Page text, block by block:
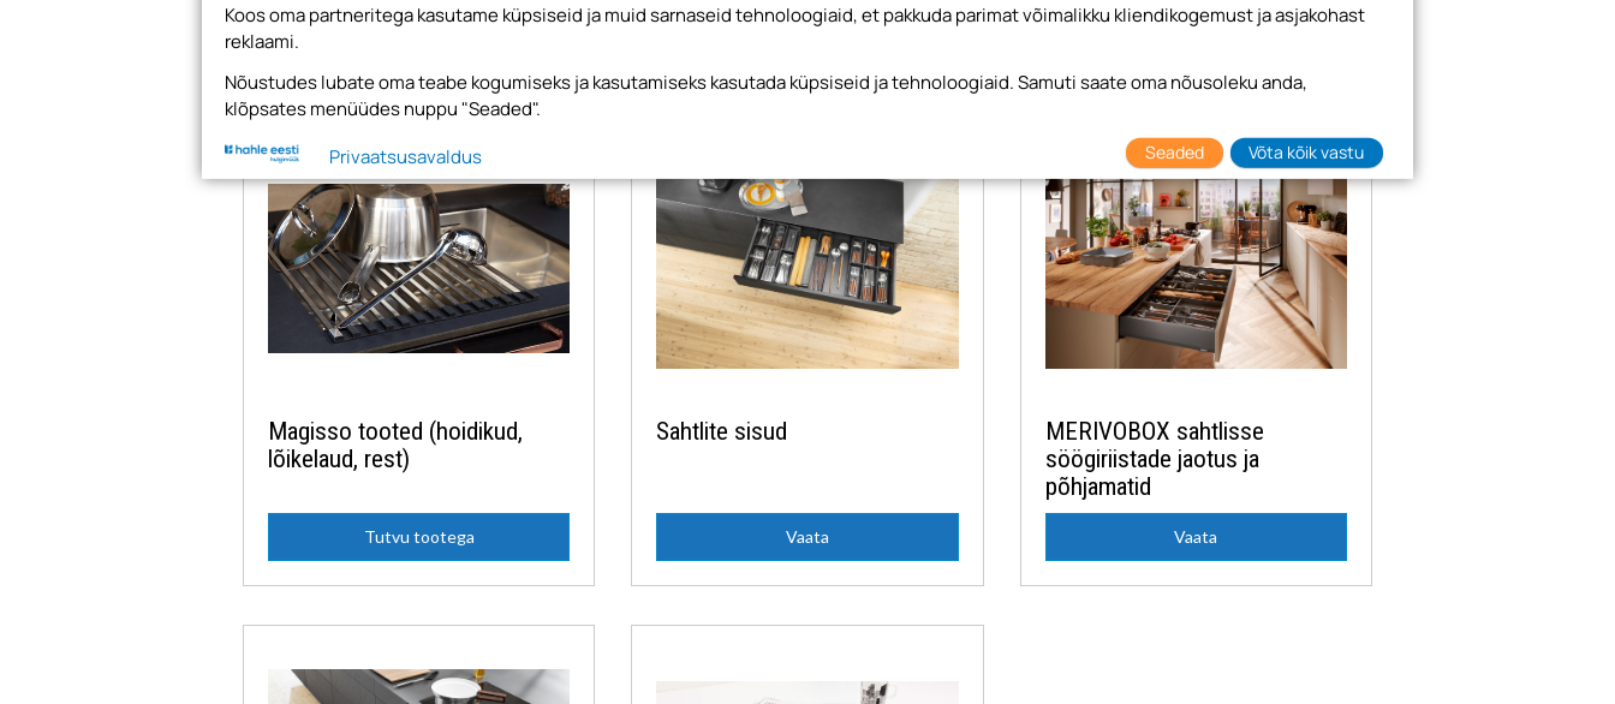
Vaata ka
Magisso tooted (hoidikud,
lõikelaud, rest)
Tutvu tootega
Sahtlite sisud
Vaata
MERIVOBOX sahtlisse
söögiriistade jaotus ja
põhjamatid
Vaata
Koos oma partneritega kasutame küpsiseid ja muid sarnaseid tehnoloogiaid, et pakkuda parimat võimalikku kliendikogemust ja asjakohast
reklaami.
Nõustudes lubate oma teabe kogumiseks ja kasutamiseks kasutada küpsiseid ja tehnoloogiaid. Samuti saate oma nõusoleku anda,
klõpsates menüüdes nuppu "Seaded".
Privaatsusavaldus
Seaded Võta kõik vastu